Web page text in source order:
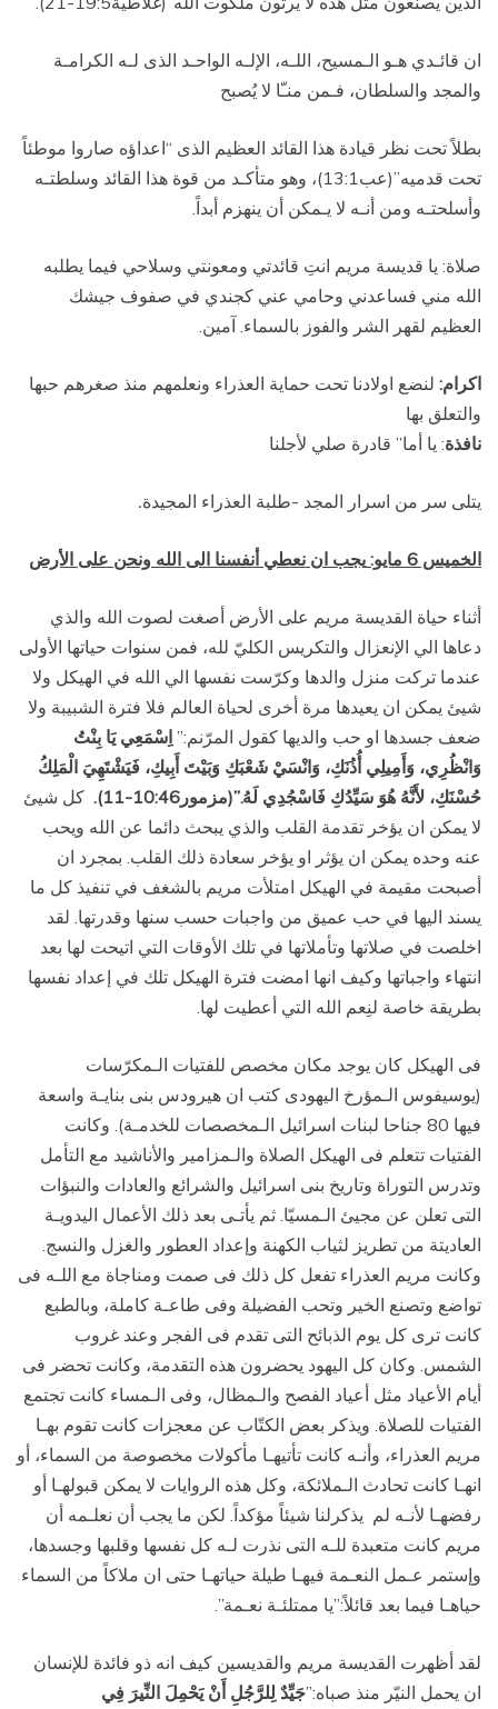
ان قائـدي هـو الـمسيح، اللـه، الإلـه الواحـد الذى لـه الكرامـة
والمجد والسلطان، فـمن منـّا لا يُصبح
بطلاً تحت نظر قيادة هذا القائد العظيم الذى “اعداؤه صاروا موطئاً
تحت قدميه”(عب13:1)، وهو متأكـد من قوة هذا القائد وسلطتـه
وأسلحتـه ومن أنـه لا يـمكن أن ينهزم أبداً.
صلاة: يا قديسة مريم انتِ قائدتي ومعونتي وسلاحي فيما يطلبه
الله مني فساعدني وحامي عني كجندي في صفوف جيشك
العظيم لقهر الشر والفوز بالسماء. آمين.
اكرام: لنضع اولادنا تحت حماية العذراء ونعلمهم منذ صغرهم حبها
والتعلق بها
نافذة: يا أما” قادرة صلي لأجلنا
يتلى سر من اسرار المجد -طلبة العذراء المجيدة.
الخميس 6 مايو: يجب ان نعطي أنفسنا الى الله ونحن على الأرض
أثناء حياة القديسة مريم على الأرض أصغت لصوت الله والذي
دعاها الي الإنعزال والتكريس الكليّ لله، فمن سنوات حياتها الأولى
عندما تركت منزل والدها وكرّست نفسها الي الله في الهيكل ولا
شيئ يمكن ان يعيدها مرة أخرى لحياة العالم فلا فترة الشبيبة ولا
ضعف جسدها او حب والديها كقول المرّنم:” اِسْمَعِي يَا بِنْتُ
وَانْظُرِي، وَأَمِيلِي أُذُنَكِ، وَانْسَيْ شَعْبَكِ وَبَيْتَ أَبِيكِ، فَيَشْتَهِيَ الْمَلِكُ
حُسْنَكِ، لأَنَّهُ هُوَ سَيِّدُكِ فَاسْجُدِي لَهُ.”(مزمور10:46-11).
كل شيئ
لا يمكن ان يؤخر تقدمة القلب والذي يبحث دائما عن الله ويحب
عنه وحده يمكن ان يؤثر او يؤخر سعادة ذلك القلب. بمجرد ان
أصبحت مقيمة في الهيكل امتلأت مريم بالشغف في تنفيذ كل ما
يسند اليها في حب عميق من واجبات حسب سنها وقدرتها. لقد
اخلصت في صلاتها وتأملاتها في تلك الأوقات التي اتيحت لها بعد
انتهاء واجباتها وكيف انها امضت فترة الهيكل تلك في إعداد نفسها
بطريقة خاصة لنِعم الله التي أعطيت لها.
فى الهيكل كان يوجد مكان مخصص للفتيات الـمكرّسات
(يوسيفوس الـمؤرخ اليهودى كتب ان هيرودس بنى بنايـة واسعة
فيها 80 جناحا لبنات اسرائيل الـمخصصات للخدمـة). وكانت
الفتيات تتعلم فى الهيكل الصلاة والـمزامير والأناشيد مع التأمل
وتدرس التوراة وتاريخ بنى اسرائيل والشرائع والعادات والنبؤات
التى تعلن عن مجيئ الـمسيّا. ثم يأتـى بعد ذلك الأعمال اليدويـة
العاديتة من تطريز لثياب الكهنة وإعداد العطور والغزل والنسج.
وكانت مريم العذراء تفعل كل ذلك فى صمت ومناجاة مع اللـه فى
تواضع وتصنع الخير وتحب الفضيلة وفى طاعـة كاملة، وبالطبع
كانت ترى كل يوم الذبائح التى تقدم فى الفجر وعند غروب
الشمس. وكان كل اليهود يحضرون هذه التقدمة، وكانت تحضر فى
أيام الأعياد مثل أعياد الفصح والـمظال، وفى الـمساء كانت تجتمع
الفتيات للصلاة. ويذكر بعض الكتّاب عن معجزات كانت تقوم بهـا
مريم العذراء، وأنـه كانت تأتيهـا مأكولات مخصوصة من السماء، أو
انهـا كانت تحادث الـملائكة، وكل هذه الروايات لا يمكن قبولهـا أو
رفضهـا لأنـه لم يذكرلنا شيئاً مؤكداً. لكن ما يجب أن نعلـمه أن
مريم كانت متعبدة للـه التى نذرت لـه كل نفسها وقلبها وجسدها،
وإستمر عـمل النعـمة فيهـا طيلة حياتهـا حتى ان ملاكاً من السماء
حياهـا فيما بعد قائلاً:”يا ممتلئـة نعـمة”.
لقد أظهرت القديسة مريم والقديسين كيف انه ذو فائدة للإنسان
ان يحمل النيّر منذ صباه:”جَيِّدٌ لِلرَّجُلِ أَنْ يَحْمِلَ النِّيرَ فِي